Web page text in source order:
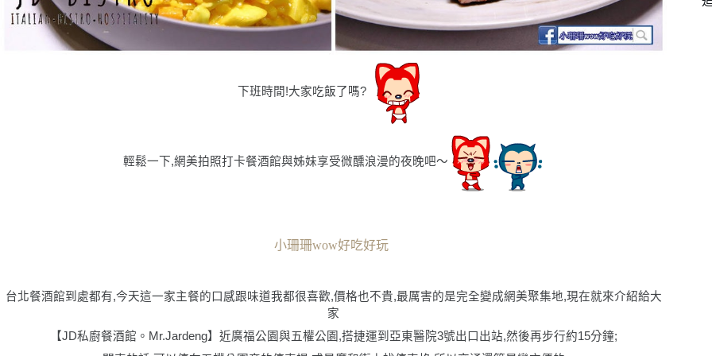
下班時間!大家吃飯了嗎?
輕鬆一下,網美拍照打卡餐酒館與姊妹享受微醺浪漫的夜晚吧〜
小珊珊wow好吃好玩
台北餐酒館到處都有,今天這一家主餐的口感跟味道我都很喜歡,價格也不貴,最厲害的是完全變成網美聚集地,現在就來介紹給大
家
【JD私廚餐酒館。Mr.Jardeng】近廣福公園與五權公園,搭捷運到亞東醫院3號出口出站,然後再步行約15分鐘;